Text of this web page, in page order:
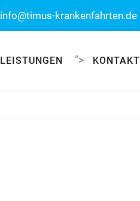
info@timus-krankenfahrten.de
LEISTUNGEN "> KONTAKT